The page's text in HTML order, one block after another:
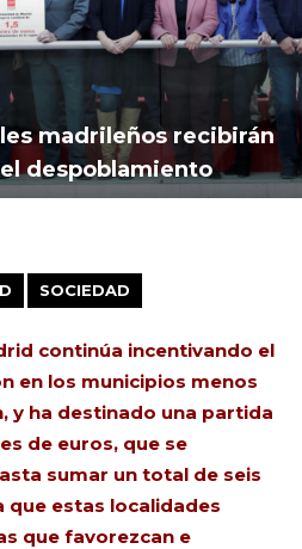
madrileños recibirán
despoblamiento
SOCIEDAD
continúa incentivando el
en los municipios menos
y ha destinado una partida
de euros, que se
sumar un total de seis
que estas localidades
que favorezcan e